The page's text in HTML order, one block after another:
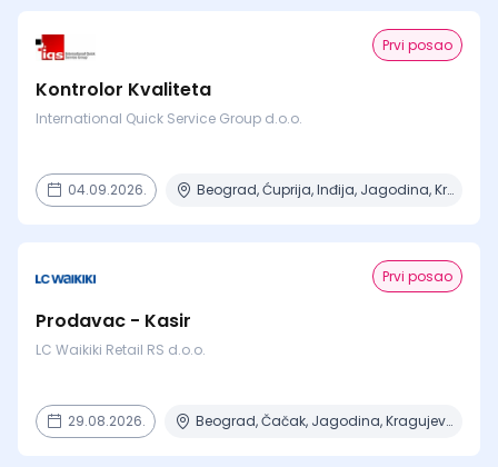
Prvi posao
Kontrolor Kvaliteta
International Quick Service Group d.o.o.
04.09.2026. Beograd, Ćuprija, Inđija, Jagodina, Kragujevac + 14 mesta
Prvi posao
Prodavac - Kasir
LC Waikiki Retail RS d.o.o.
29.08.2026. Beograd, Čačak, Jagodina, Kragujevac, Kruševac + 15 mesta